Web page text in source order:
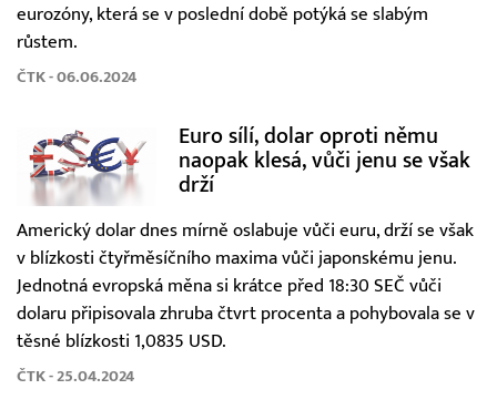
eurozóny, která se v poslední době potýká se slabým
růstem.
ČTK - 06.06.2024
Euro sílí, dolar oproti němu
naopak klesá, vůči jenu se však
drží
Americký dolar dnes mírně oslabuje vůči euru, drží se však
v blízkosti čtyřměsíčního maxima vůči japonskému jenu.
Jednotná evropská měna si krátce před 18:30 SEČ vůči
dolaru připisovala zhruba čtvrt procenta a pohybovala se v
těsné blízkosti 1,0835 USD.
ČTK - 25.04.2024